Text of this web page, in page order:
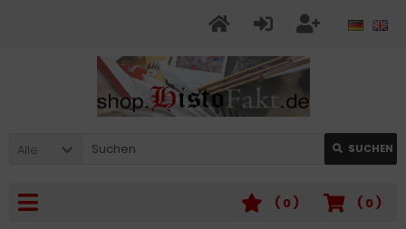
Alle SUCHEN
( 0 )
( 0 )